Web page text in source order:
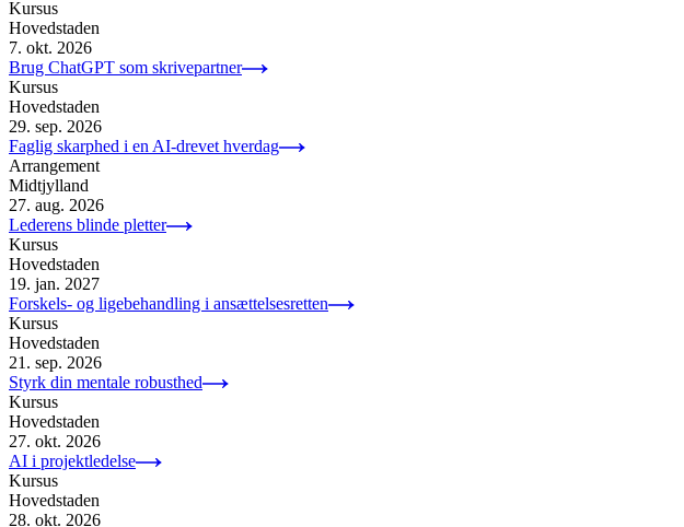
Kursus
Hovedstaden
7. okt. 2026
Brug ChatGPT som skrivepartner
Kursus
Hovedstaden
29. sep. 2026
Faglig skarphed i en AI-drevet hverdag
Arrangement
Midtjylland
27. aug. 2026
Lederens blinde pletter
Kursus
Hovedstaden
19. jan. 2027
Forskels- og ligebehandling i ansættelsesretten
Kursus
Hovedstaden
21. sep. 2026
Styrk din mentale robusthed
Kursus
Hovedstaden
27. okt. 2026
AI i projektledelse
Kursus
Hovedstaden
28. okt. 2026